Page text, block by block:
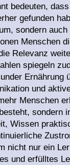
bedeuten,
gefunden
sondern
Menschen
Relevanz
spiegeln
Ernährung
und
Menschen
sondern
Wissen
nicht nur ein
und erfülltes